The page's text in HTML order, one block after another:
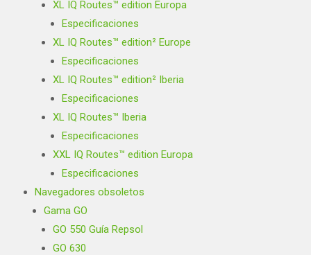
XL IQ Routes™ edition Europa
Especificaciones
XL IQ Routes™ edition² Europe
Especificaciones
XL IQ Routes™ edition² Iberia
Especificaciones
XL IQ Routes™ Iberia
Especificaciones
XXL IQ Routes™ edition Europa
Especificaciones
Navegadores obsoletos
Gama GO
GO 550 Guía Repsol
GO 630